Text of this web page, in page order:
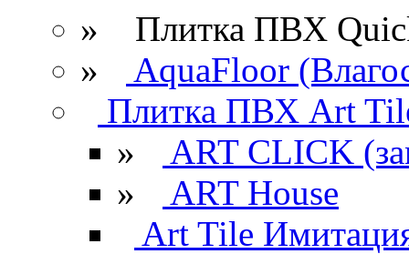
» Плитка ПВХ
»
AquaFloor
Плитка ПВХ Art
»
ART CLICK
»
ART House
Art Tile